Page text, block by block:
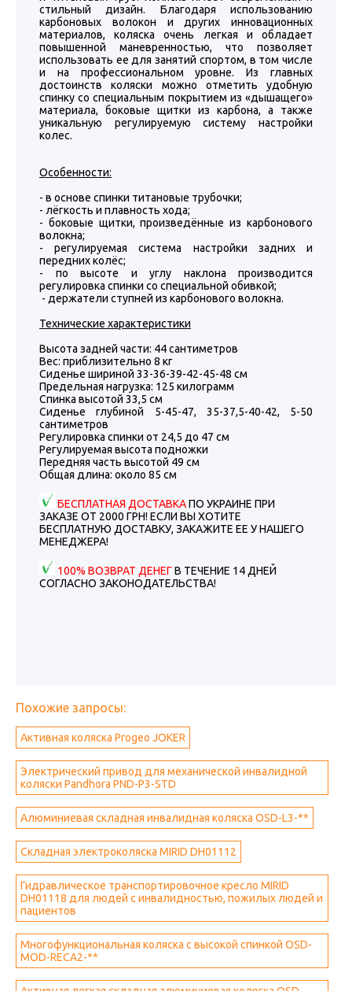
стильный дизайн. Благодаря использованию
карбоновых волокон и других инновационных
материалов, коляска очень легкая и обладает
повышенной маневренностью, что позволяет
использовать ее для занятий спортом, в том числе
и на профессиональном уровне. Из главных
достоинств коляски можно отметить удобную
спинку со специальным покрытием из «дышащего»
материала, боковые щитки из карбона, а также
уникальную регулируемую систему настройки
колес.
Особенности:
- в основе спинки титановые трубочки;
- лёгкость и плавность хода;
- боковые щитки, произведённые из карбонового
волокна;
- регулируемая система настройки задних и
передних колёс;
- по высоте и углу наклона производится
регулировка спинки со специальной обивкой;
- держатели ступней из карбонового волокна.
Технические характеристики
Высота задней части: 44 сантиметров
Вес: приблизительно 8 кг
Сиденье шириной 33-36-39-42-45-48 см
Предельная нагрузка: 125 килограмм
Спинка высотой 33,5 см
Сиденье глубиной 5-45-47, 35-37,5-40-42, 5-50
сантиметров
Регулировка спинки от 24,5 до 47 см
Регулируемая высота подножки
Передняя часть высотой 49 см
Общая длина: около 85 см
БЕСПЛАТНАЯ ДОСТАВКАПО УКРАИНЕ ПРИ
ЗАКАЗЕ ОТ 2000 ГРН! ЕСЛИ ВЫ ХОТИТЕ
БЕСПЛАТНУЮ ДОСТАВКУ, ЗАКАЖИТЕ ЕЕ У НАШЕГО
МЕНЕДЖЕРА!
100% ВОЗВРАТ ДЕНЕГВ ТЕЧЕНИЕ 14 ДНЕЙ
СОГЛАСНО ЗАКОНОДАТЕЛЬСТВА!
Похожие запросы:
Активная коляска Progeo JOKER
Электрический привод для механической инвалидной
коляски Pandhora PND-P3-STD
Алюминиевая складная инвалидная коляска OSD-L3-**
Складная электроколяска MIRID DH01112
Гидравлическое транспортировочное кресло MIRID
DH01118 для людей с инвалидностью, пожилых людей и
пациентов
Многофункциональная коляска с высокой спинкой OSD-
MOD-RECA2-**